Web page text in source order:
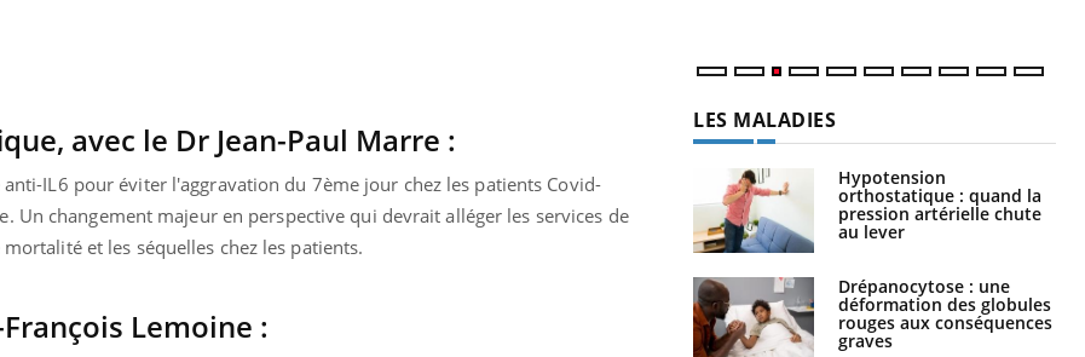
avec le Dr Jean-Paul Marre :
IL6 pour éviter l'aggravation du 7ème jour chez les patients Covid-
Un changement majeur en perspective qui devrait alléger les services de
et les séquelles chez les patients.
Lemoine :
LES MALADIES
Hypotension
orthostatique : quand la
pression artérielle chute
au lever
Drépanocytose : une
déformation des globules
rouges aux conséquences
graves